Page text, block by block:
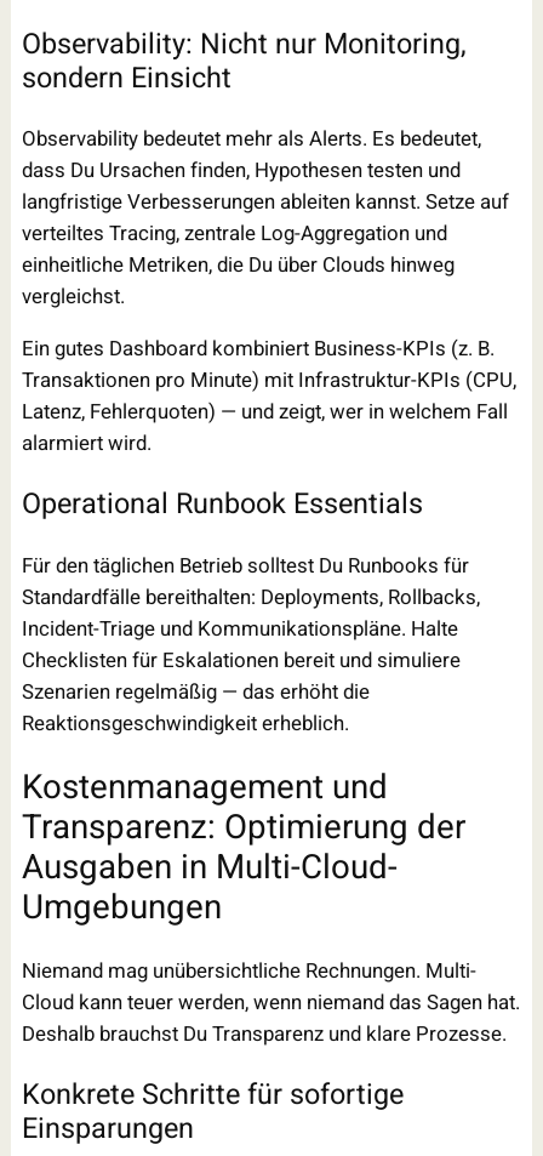
Observability: Nicht nur Monitoring,
sondern Einsicht
Observability bedeutet mehr als Alerts. Es bedeutet,
dass Du Ursachen finden, Hypothesen testen und
langfristige Verbesserungen ableiten kannst. Setze auf
verteiltes Tracing, zentrale Log-Aggregation und
einheitliche Metriken, die Du über Clouds hinweg
vergleichst.
Ein gutes Dashboard kombiniert Business-KPIs (z. B.
Transaktionen pro Minute) mit Infrastruktur-KPIs (CPU,
Latenz, Fehlerquoten) — und zeigt, wer in welchem Fall
alarmiert wird.
Operational Runbook Essentials
Für den täglichen Betrieb solltest Du Runbooks für
Standardfälle bereithalten: Deployments, Rollbacks,
Incident-Triage und Kommunikationspläne. Halte
Checklisten für Eskalationen bereit und simuliere
Szenarien regelmäßig — das erhöht die
Reaktionsgeschwindigkeit erheblich.
Kostenmanagement und
Transparenz: Optimierung der
Ausgaben in Multi-Cloud-
Umgebungen
Niemand mag unübersichtliche Rechnungen. Multi-
Cloud kann teuer werden, wenn niemand das Sagen hat.
Deshalb brauchst Du Transparenz und klare Prozesse.
Konkrete Schritte für sofortige
Einsparungen